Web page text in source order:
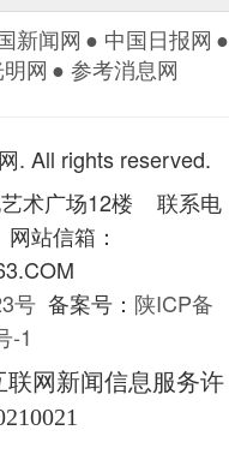
新闻网 ● 中国日报网 ●
网 ● 参考消息网
. All rights reserved.
艺术广场12楼 联系电
站信箱：
号备案号： 陕ICP备
-1
网新闻信息服务许